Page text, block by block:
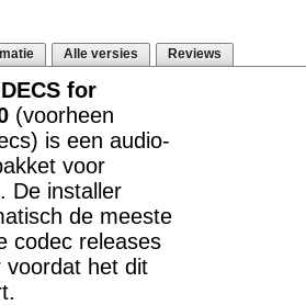
Alle versies Reviews
for
(voorheen
is een audio-
voor
De installer
de meeste
codec releases
voordat het dit